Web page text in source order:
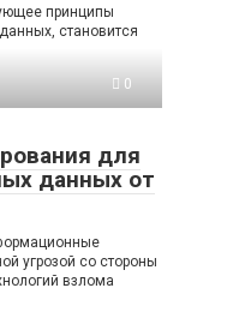
принципы
становится
0
для
данных от
угрозой со стороны
взлома